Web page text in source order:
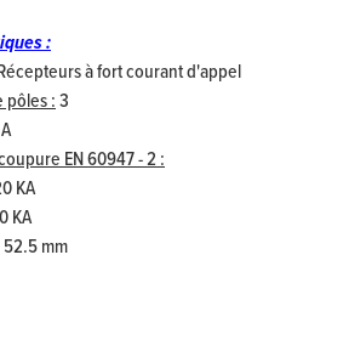
:
à fort courant d'appel
pôles :3
EN 60947 - 2 :
KA
KA
52.5 mm